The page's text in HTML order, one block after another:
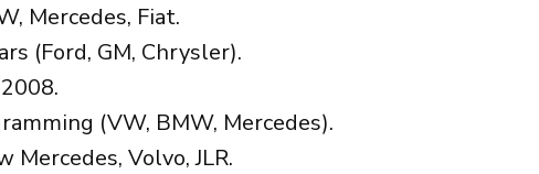
Mercedes, Fiat.
(Ford, GM, Chrysler).
(VW, BMW, Mercedes).
Volvo, JLR.